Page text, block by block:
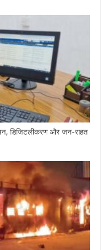
डिजिटलीकरण और जन-राहत